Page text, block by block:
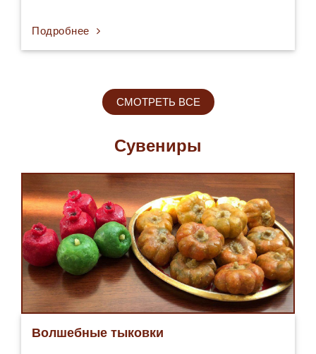
Подробнее
СМОТРЕТЬ ВСЕ
Сувениры
Волшебные тыковки